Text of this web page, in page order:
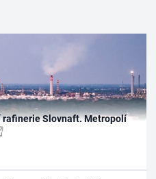
rafinerie Slovnaft. Metropolí